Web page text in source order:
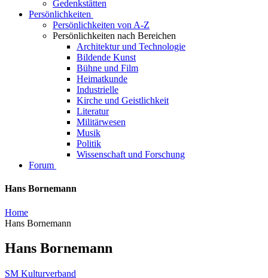
Gedenkstätten
Persönlichkeiten
Persönlichkeiten von A-Z
Persönlichkeiten nach Bereichen
Architektur und Technologie
Bildende Kunst
Bühne und Film
Heimatkunde
Industrielle
Kirche und Geistlichkeit
Literatur
Militärwesen
Musik
Politik
Wissenschaft und Forschung
Forum
Hans Bornemann
Home
Hans Bornemann
Hans Bornemann
SM Kulturverband